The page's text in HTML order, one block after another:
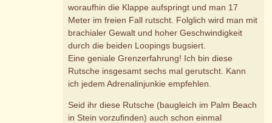
woraufhin die Klappe aufspringt und man 17
Meter im freien Fall rutscht. Folglich wird man mit
brachialer Gewalt und hoher Geschwindigkeit
durch die beiden Loopings bugsiert.
Eine geniale Grenzerfahrung! Ich bin diese
Rutsche insgesamt sechs mal gerutscht. Kann
ich jedem Adrenalinjunkie empfehlen.
Seid ihr diese Rutsche (baugleich im Palm Beach
in Stein vorzufinden) auch schon einmal